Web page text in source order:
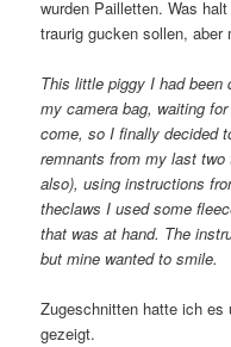
wurden Pailletten. Was
traurig gucken sollen,
This little piggy I had been
my camera bag, waiting
come, so I finally decided
remnants from my last
also), using instructions
theclaws I used some
that was at hand. The
but mine wanted to smile.
Zugeschnitten hatte ich es
gezeigt.